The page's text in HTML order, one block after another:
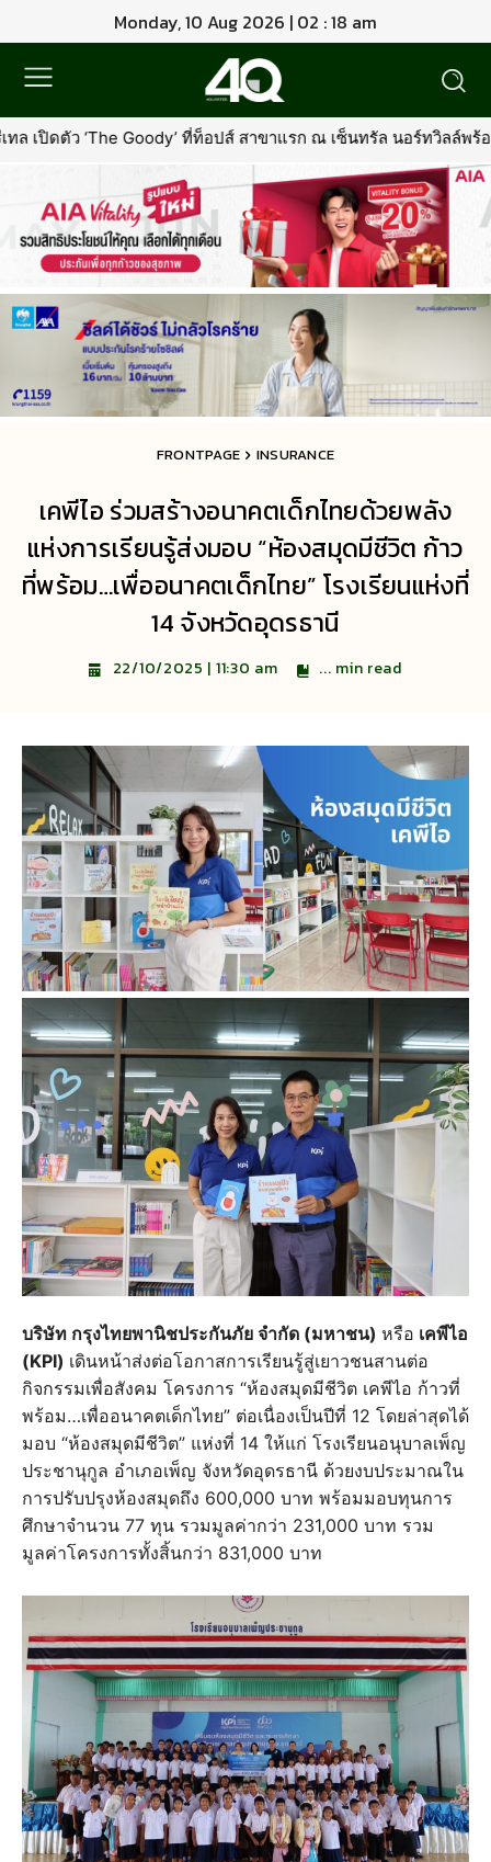
Monday, 10 Aug 2026 | 02 : 18 am
าขาแรก ณ เซ็นทรัล นอร์ทวิลล์พร้อมรุกตลาด Premium Pet Food
FRONTPAGE INSURANCE
เคพีไอ ร่วมสร้างอนาคตเด็กไทยด้วยพลัง
แห่งการเรียนรู้ส่งมอบ “ห้องสมุดมีชีวิต ก้าว
ที่พร้อม…เพื่ออนาคตเด็กไทย” โรงเรียนแห่งที่
14 จังหวัดอุดรธานี
22/10/2025 | 11:30 am ... min read
บริษัท กรุงไทยพานิชประกันภัย จำกัด (มหาชน) หรือ เคพีไอ
(KPI) เดินหน้าส่งต่อโอกาสการเรียนรู้สู่เยาวชนสานต่อ
กิจกรรมเพื่อสังคม โครงการ “ห้องสมุดมีชีวิต เคพีไอ ก้าวที่
พร้อม…เพื่ออนาคตเด็กไทย” ต่อเนื่องเป็นปีที่ 12 โดยล่าสุดได้
มอบ “ห้องสมุดมีชีวิต” แห่งที่ 14 ให้แก่ โรงเรียนอนุบาลเพ็ญ
ประชานุกูล อำเภอเพ็ญ จังหวัดอุดรธานี ด้วยงบประมาณใน
การปรับปรุงห้องสมุดถึง 600,000 บาท พร้อมมอบทุนการ
ศึกษาจำนวน 77 ทุน รวมมูลค่ากว่า 231,000 บาท รวม
มูลค่าโครงการทั้งสิ้นกว่า 831,000 บาท